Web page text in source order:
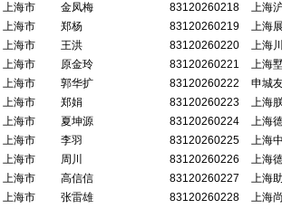
上海市 金凤梅 83120260218
上海
上海市 郑杨 83120260219
上海
上海市 王洪 83120260220
上海
上海市 原金玲 83120260221
上海
上海市 郭华扩 83120260222
申城
上海市 郑娟 83120260223
上海
上海市 夏坤源 83120260224
上海
上海市 李羽 83120260225
上海
上海市 周川 83120260226
上海
上海市 高信信 83120260227
上海
上海市 张雷雄 83120260228
上海